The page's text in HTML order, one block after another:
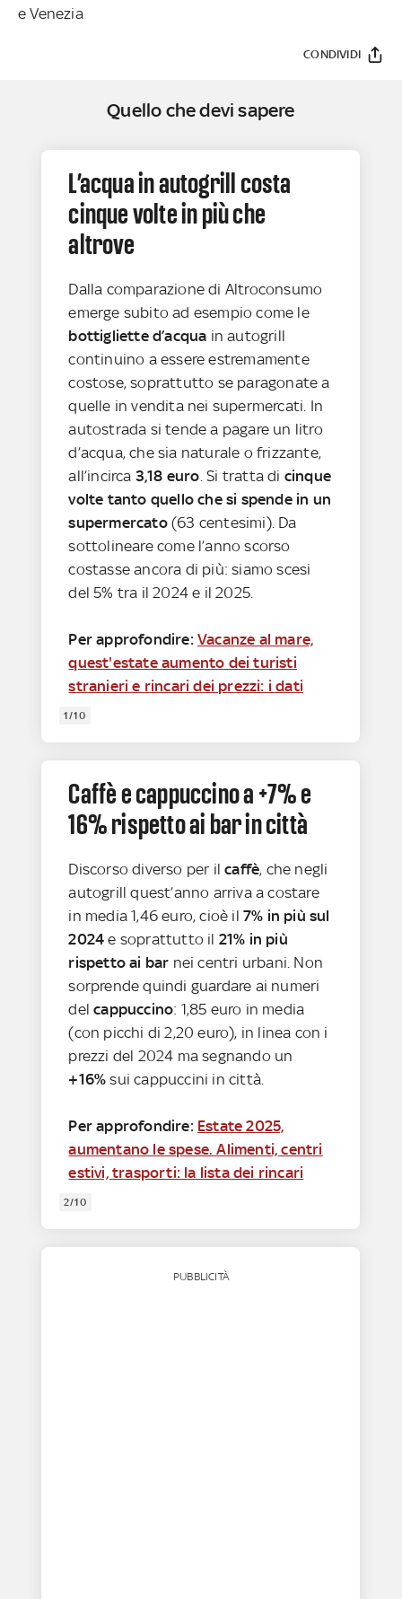
e Venezia
CONDIVIDI
Quello che devi sapere
L’acqua in autogrill costa
cinque volte in più che
altrove
Dalla comparazione di Altroconsumo
emerge subito ad esempio come le
bottigliette d’acqua in autogrill
continuino a essere estremamente
costose, soprattutto se paragonate a
quelle in vendita nei supermercati. In
autostrada si tende a pagare un litro
d’acqua, che sia naturale o frizzante,
all’incirca 3,18 euro . Si tratta di cinque
volte tanto quello che si spende in un
supermercato(63 centesimi). Da
sottolineare come l’anno scorso
costasse ancora di più: siamo scesi
del 5% tra il 2024 e il 2025.
Per approfondire:Vacanze al mare,
quest'estate aumento dei turisti
stranieri e rincari dei prezzi: i dati
1/10
Caffè e cappuccino a +7% e
16% rispetto ai bar in città
Discorso diverso per il caffè, che negli
autogrill quest’anno arriva a costare
in media 1,46 euro, cioè il 7% in più sul
2024e soprattutto il 21% in più
rispetto ai bar nei centri urbani. Non
sorprende quindi guardare ai numeri
del cappuccino: 1,85 euro in media
(con picchi di 2,20 euro), in linea con i
prezzi del 2024 ma segnando un
+16% sui cappuccini in città.
Per approfondire: Estate 2025,
aumentano le spese. Alimenti, centri
estivi, trasporti: la lista dei rincari
2/10
PUBBLICITÀ